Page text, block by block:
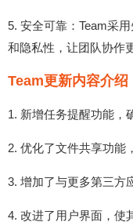
5. 安全可靠：Team采
和隐私性，让团队协作
Team更新内容介绍
1. 新增任务提醒功能，
2. 优化了文件共享功能
3. 增加了与更多第三方
4. 改进了用户界面，使